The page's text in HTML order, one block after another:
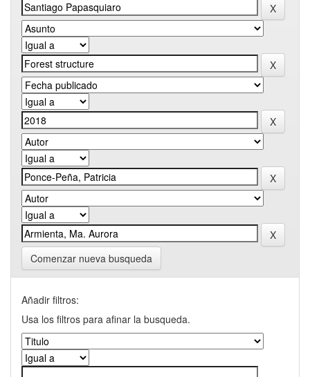
Comenzar nueva busqueda
Añadir filtros:
Usa los filtros para afinar la busqueda.